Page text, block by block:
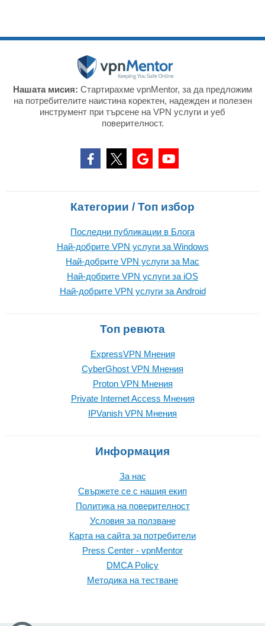
Нашата мисия: Стартирахме vpnMentor, за да предложим
на потребителите наистина коректен, надежден и полезен
инструмент при търсене на VPN услуги и уеб
поверителност.
Категории / Топ избор
Последни публикации в Блога
Най-добрите VPN услуги за Windows
Най-добрите VPN услуги за Mac
Най-добрите VPN услуги за iOS
Най-добрите VPN услуги за Android
Топ ревюта
ExpressVPN Mнения
CyberGhost VPN Mнения
Proton VPN Mнения
Private Internet Access Mнения
IPVanish VPN Mнения
Информация
За нас
Свържете се с нашия екип
Политика на поверителност
Условия за ползване
Карта на сайта за потребители
Press Center - vpnMentor
DMCA Policy
Методика на тестване